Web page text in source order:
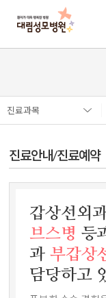
진료과목
진료안내/진료예약
갑상선외
브스병 등
과부갑상
담당하고